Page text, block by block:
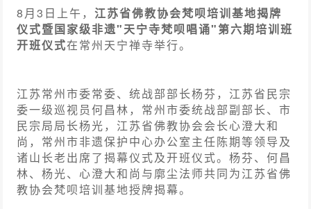
8月3日上午，江苏省佛教协会梵呗培训基地揭牌
仪式暨国家级非遗"天宁寺梵呗唱诵"第六期培训班
开班仪式在常州天宁禅寺举行。
江苏常州市委常委、统战部部长杨芬，江苏省民宗
委一级巡视员何昌林，常州市委统战部副部长、市
民宗局局长杨光，江苏省佛教协会会长心澄大和
尚，常州市非遗保护中心办公室主任陈期等领导及
诸山长老出席了揭幕仪式及开班仪式。杨芬、何昌
林、杨光、心澄大和尚与廓尘法师共同为江苏省佛
教协会梵呗培训基地授牌揭幕。